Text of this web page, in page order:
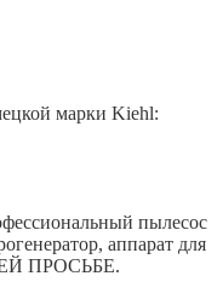
марки Kiehl:
пылесос
аппарат для
ПРОСЬБЕ.